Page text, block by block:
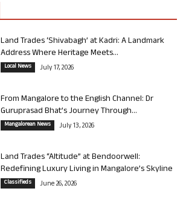
Land Trades ‘Shivabagh’ at Kadri: A Landmark
Address Where Heritage Meets...
Local News July 17, 2026
From Mangalore to the English Channel: Dr
Guruprasad Bhat’s Journey Through...
Mangalorean News July 13, 2026
Land Trades “Altitude” at Bendoorwell:
Redefining Luxury Living in Mangalore’s Skyline
Classifieds June 26, 2026